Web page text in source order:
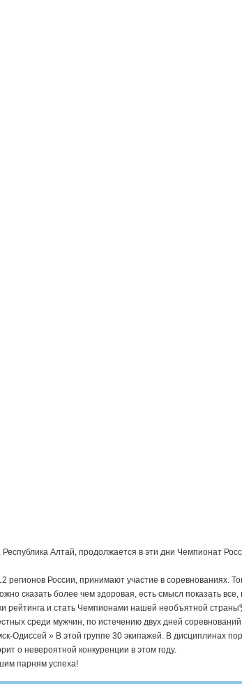
Алтай, продолжается в эти дни Чемпионат
регионов России, принимают участие в соревнованиях.
сказать более чем здоровая, есть смысл показать
рейтинга и стать Чемпионами нашей необъятной
среди мужчин, по истечению двух дней
Одиссей » В этой группе 30 экипажей. В дисциплинах
о невероятной конкуренции в этом году.
парням успеха!